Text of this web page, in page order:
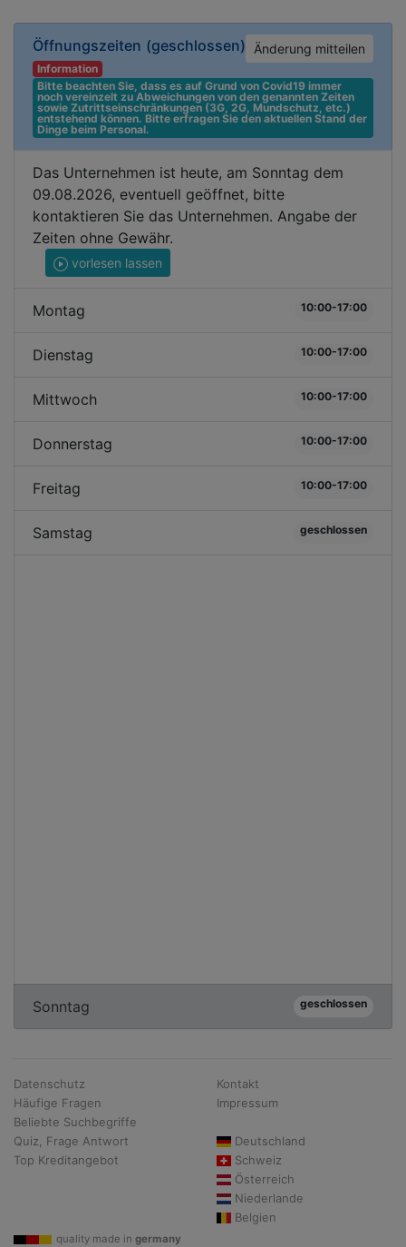
Öffnungszeiten (geschlossen) Änderung mitteilen
Information
Bitte beachten Sie, dass es auf Grund von Covid19 immer
noch vereinzelt zu Abweichungen von den genannten Zeiten
sowie Zutrittseinschränkungen (3G, 2G, Mundschutz, etc.)
entstehend können. Bitte erfragen Sie den aktuellen Stand der
Dinge beim Personal.
Das Unternehmen ist heute, am Sonntag dem
09.08.2026, eventuell geöffnet, bitte
kontaktieren Sie das Unternehmen. Angabe der
Zeiten ohne Gewähr.
vorlesen lassen
Montag 10:00-17:00
Dienstag 10:00-17:00
Mittwoch 10:00-17:00
Donnerstag 10:00-17:00
Freitag 10:00-17:00
Samstag geschlossen
Sonntag geschlossen
Datenschutz
Häufige Fragen
Beliebte Suchbegriffe
Quiz, Frage Antwort
Top Kreditangebot
Kontakt
Impressum
Deutschland
Schweiz
Österreich
Niederlande
Belgien
quality made in germany